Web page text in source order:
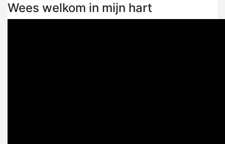
Wees welkom in mijn hart